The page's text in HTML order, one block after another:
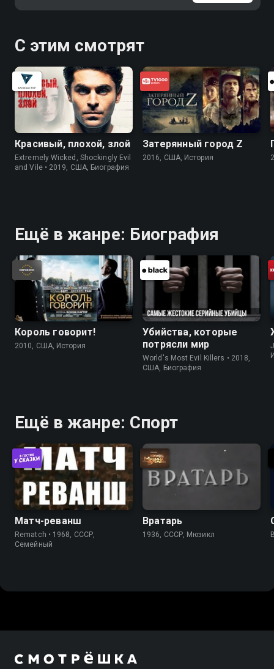
С этим смотрят
Красивый, плохой, злой
Extremely Wicked, Shockingly Evil
and Vile • 2019, США, Биография
Затерянный город Z
2016, США, История
Ещё в жанре: Биография
Король говорит!
2010, США, История
Убийства, которые
потрясли мир
World's Most Evil Killers • 2018,
США, Биография
Ещё в жанре: Спорт
Матч-реванш
Rematch • 1968, СССР,
Cемейный
Вратарь
1936, СССР, Мюзикл